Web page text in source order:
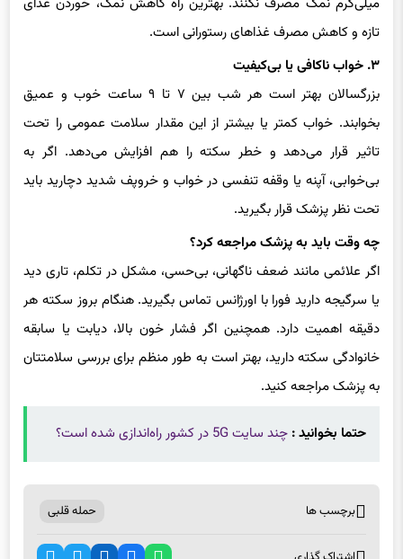
تازه و کاهش مصرف غذاهای رستورانی است.
۳. خواب ناکافی یا بی‌کیفیت
بزرگسالان بهتر است هر شب بین ۷ تا ۹ ساعت خوب و عمیق
بخوابند. خواب کمتر یا بیشتر از این مقدار سلامت عمومی را تحت
تاثیر قرار می‌دهد و خطر سکته را هم افزایش می‌دهد. اگر به
بی‌خوابی، آپنه یا وقفه تنفسی در خواب و خروپف شدید دچارید باید
تحت نظر پزشک قرار بگیرید.
چه وقت باید به پزشک مراجعه کرد؟
اگر علائمی مانند ضعف ناگهانی، بی‌حسی، مشکل در تکلم، تاری دید
یا سرگیجه دارید فورا با اورژانس تماس بگیرید. هنگام بروز سکته هر
دقیقه اهمیت دارد. همچنین اگر فشار خون بالا، دیابت یا سابقه
خانوادگی سکته دارید، بهتر است به طور منظم برای بررسی سلامتتان
به پزشک مراجعه کنید.
حتما بخوانید :چند سایت 5G در کشور راه‌اندازی شده است؟
برچسب ها حمله قلبی